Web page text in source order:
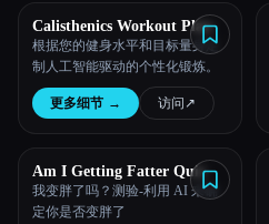
Esc
Calisthenics Workout Plan
根据您的健身水平和目标量身定
制人工智能驱动的个性化锻炼。
更多细节 → 访问 ↗︎
Am I Getting Fatter Quiz
我变胖了吗？测验-利用 AI 来确
定你是否变胖了